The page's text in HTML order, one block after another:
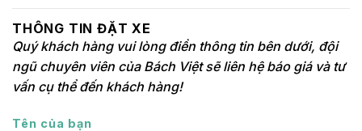
THÔNG TIN ĐẶT XE
Quý khách hàng vui lòng điền thông tin bên dưới, đội
ngũ chuyên viên của Bách Việt sẽ liên hệ báo giá và tư
vấn cụ thể đến khách hàng!
Tên của bạn